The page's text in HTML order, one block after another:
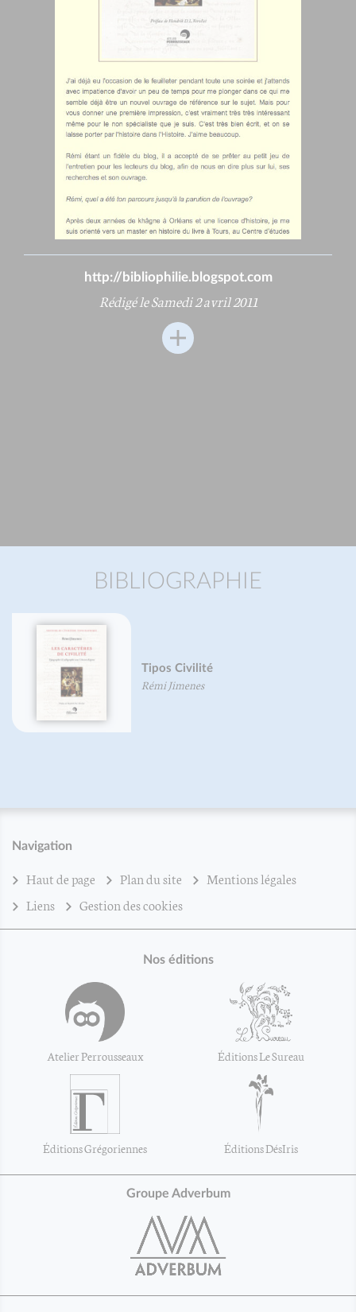
http://bibliophilie.blogspot.com
Rédigé le Samedi 2 avril 2011
BIBLIOGRAPHIE
Tipos Civilité
Rémi Jimenes
Navigation
Haut de page Plan du site
Mentions légales
Liens
Gestion des cookies
Nos éditions
Atelier Perrousseaux Éditions Le Sureau
Éditions Grégoriennes Éditions DésIris
Groupe Adverbum